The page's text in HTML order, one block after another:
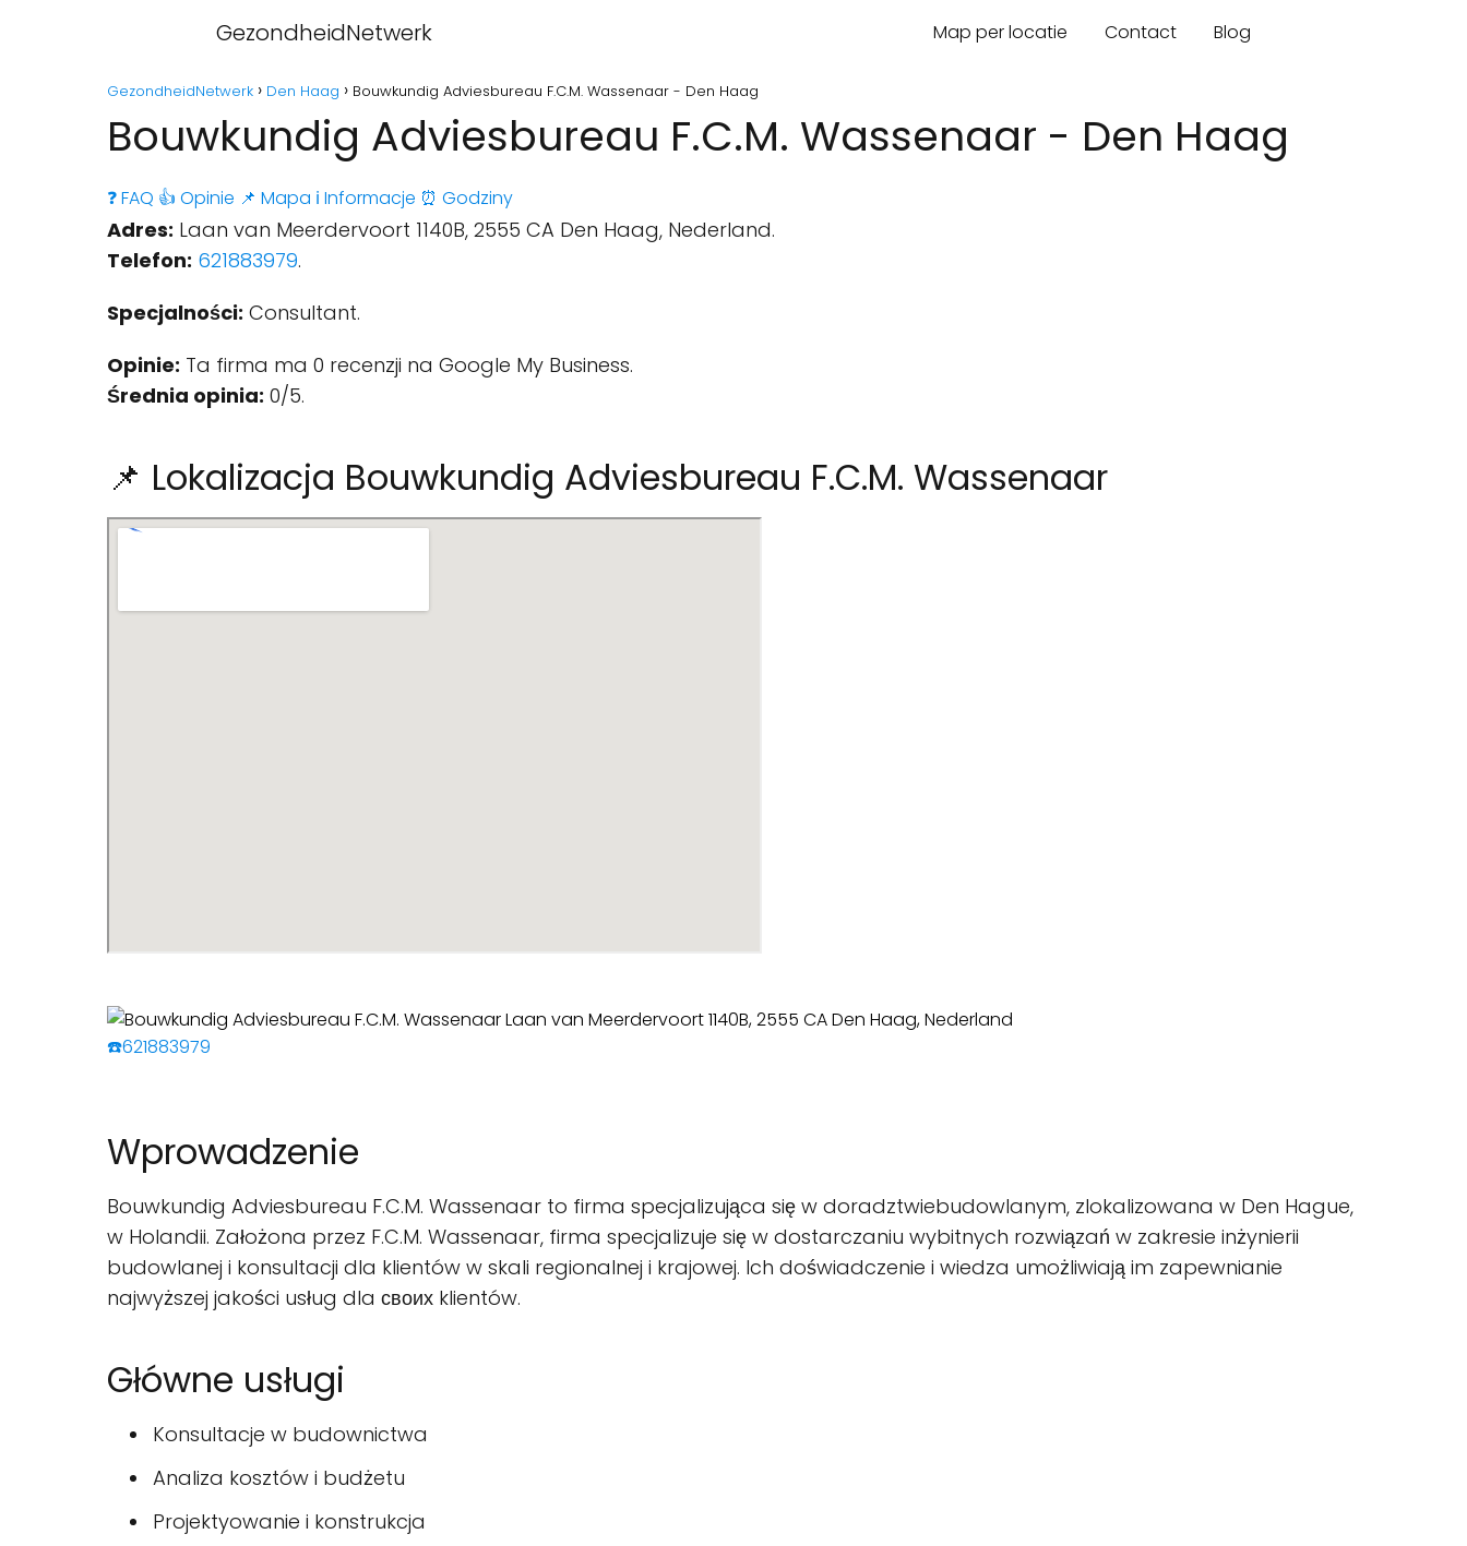
GezondheidNetwerk Map per locatie Contact Blog
GezondheidNetwerk Den Haag Bouwkundig Adviesbureau F.C.M. Wassenaar - Den Haag
Bouwkundig Adviesbureau F.C.M. Wassenaar - Den Haag
❓ FAQ 👍 Opinie 📌 Mapa ℹ️ Informacje ⏰ Godziny
Adres: Laan van Meerdervoort 1140B, 2555 CA Den Haag, Nederland.
Telefon: 621883979.
Specjalności: Consultant.
Opinie: Ta firma ma 0 recenzji na Google My Business.
Średnia opinia: 0/5.
📌 Lokalizacja Bouwkundig Adviesbureau F.C.M. Wassenaar
☎️621883979
Wprowadzenie
Bouwkundig Adviesbureau F.C.M. Wassenaar to firma specjalizująca się w doradztwiebudowlanym, zlokalizowana w Den Hague,
w Holandii. Założona przez F.C.M. Wassenaar, firma specjalizuje się w dostarczaniu wybitnych rozwiązań w zakresie inżynierii
budowlanej i konsultacji dla klientów w skali regionalnej i krajowej. Ich doświadczenie i wiedza umożliwiają im zapewnianie
najwyższej jakości usług dla своих klientów.
Główne usługi
Konsultacje w budownictwa
Analiza kosztów i budżetu
Projektyowanie i konstrukcja